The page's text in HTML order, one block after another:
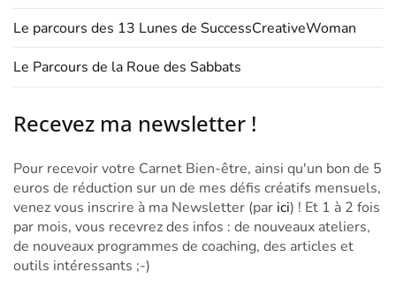
Le parcours des 13 Lunes de SuccessCreativeWoman
Le Parcours de la Roue des Sabbats
Recevez ma newsletter !
Pour recevoir votre Carnet Bien-être, ainsi qu'un bon de 5
euros de réduction sur un de mes défis créatifs mensuels,
venez vous inscrire à ma Newsletter (par ici) ! Et 1 à 2 fois
par mois, vous recevrez des infos : de nouveaux ateliers,
de nouveaux programmes de coaching, des articles et
outils intéressants ;-)